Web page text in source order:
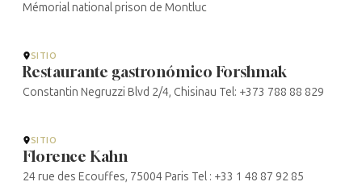
Mémorial national prison de Montluc
SITIO
Restaurante gastronómico Forshmak
Constantin Negruzzi Blvd 2/4, Chisinau Tel: +373 788 88 829
SITIO
Florence Kahn
24 rue des Ecouffes, 75004 Paris Tel : +33 1 48 87 92 85